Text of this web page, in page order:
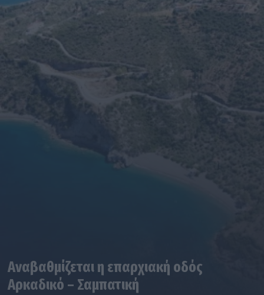
Αναβαθμίζεται η επαρχιακή οδός
Αρκαδικό – Σαμπατική